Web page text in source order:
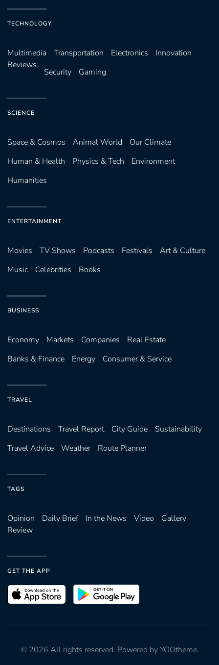
TECHNOLOGY
Multimedia Transportation Electronics
Innovation
Reviews
Security Gaming
SCIENCE
Space & Cosmos Animal World
Our Climate
Human & Health
Physics & Tech
Environment
Humanities
ENTERTAINMENT
Movies TV Shows Podcasts Festivals
Art & Culture
Music
Celebrities Books
BUSINESS
Economy Markets Companies
Real Estate
Banks & Finance
Energy Consumer & Service
TRAVEL
Destinations Travel Report City Guide
Sustainability
Travel Advice
Weather Route Planner
TAGS
Opinion Daily Brief In the News Video
Gallery
Review
GET THE APP
© 2026 All rights reserved. Powered byYOOtheme.